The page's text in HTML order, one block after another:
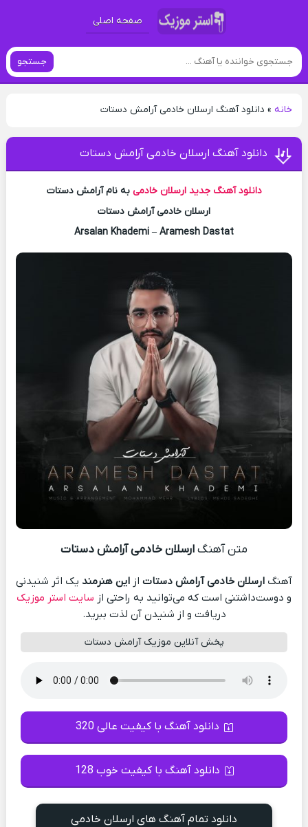
صفحه اصلی
جستجو
خانه» دانلود آهنگ ارسلان خادمی آرامش دستات
دانلود آهنگ ارسلان خادمی آرامش دستات
دانلود آهنگ جدید ارسلان خادمی به نام آرامش دستات
ارسلان خادمی آرامش دستات
Arsalan Khademi – Aramesh Dastat
متن آهنگارسلان خادمی آرامش دستات
آهنگ ارسلان خادمی آرامش دستات از این هنرمند یک اثر شنیدنی
و دوست‌داشتنی است که می‌توانید به راحتی از سایت استر موزیک
دریافت و از شنیدن آن لذت ببرید.
پخش آنلاین موزیک آرامش دستات
دانلود آهنگ با کیفیت عالی 320
دانلود آهنگ با کیفیت خوب 128
دانلود تمام آهنگ های ارسلان خادمی